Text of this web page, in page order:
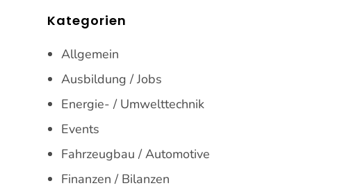
Kategorien
Allgemein
Ausbildung / Jobs
Energie- / Umwelttechnik
Events
Fahrzeugbau / Automotive
Finanzen / Bilanzen